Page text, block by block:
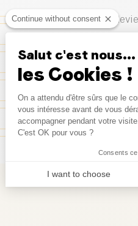
0
0
0
Continue without consent
Salut c'est nous...
les Cookies !
Consent
On a attendu d'être sûrs que le
vous intéresse avant de vous
accompagner pendant votre
C'est OK pour vous ?
Consents
I want to choose